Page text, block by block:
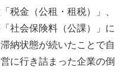
税金（公租・租税）」、
社会保険料（公課）」に
納状態が続いたことで自
に行き詰まった企業の倒